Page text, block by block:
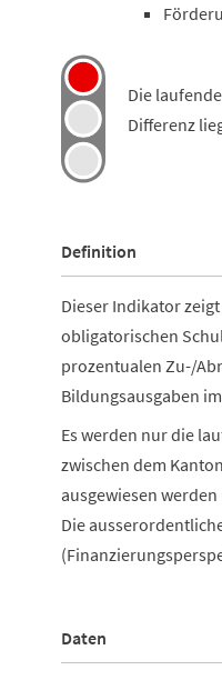
Die
Differenz
Definition
Dieser Indikator
obligatorischen
prozentualen Zu-/
Bildungsausgaben
Es werden nur die
zwischen dem
ausgewiesen
Die
Daten